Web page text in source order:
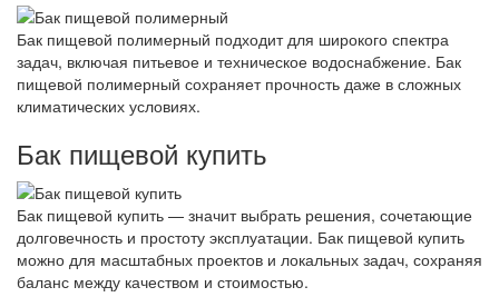
Бак пищевой полимерный подходит для широкого спектра
задач, включая питьевое и техническое водоснабжение. Бак
пищевой полимерный сохраняет прочность даже в сложных
климатических условиях.
Бак пищевой купить
Бак пищевой купить — значит выбрать решения, сочетающие
долговечность и простоту эксплуатации. Бак пищевой купить
можно для масштабных проектов и локальных задач, сохраняя
баланс между качеством и стоимостью.